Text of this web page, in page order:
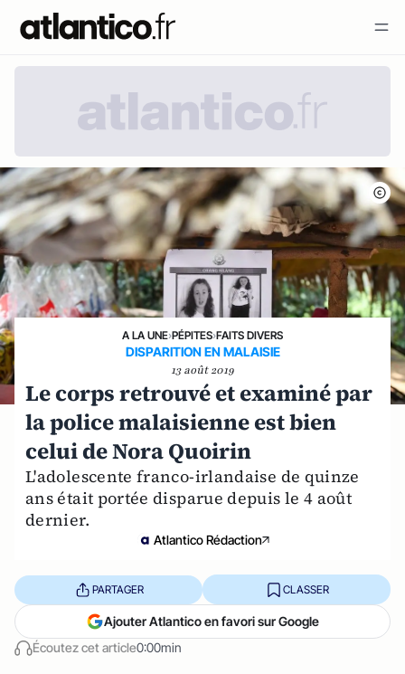
A LA UNE›PÉPITES›FAITS DIVERS
DISPARITION EN MALAISIE
13 août 2019
Le corps retrouvé et examiné par
la police malaisienne est bien
celui de Nora Quoirin
L'adolescente franco-irlandaise de quinze
ans était portée disparue depuis le 4 août
dernier.
Atlantico Rédaction
Écoutez cet article0:00min
PARTAGER CLASSER
Ajouter Atlantico en favori sur Google